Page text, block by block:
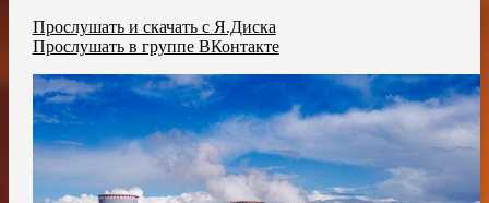
Прослушать и скачать с Я.Диска
Прослушать в группе ВКонтакте